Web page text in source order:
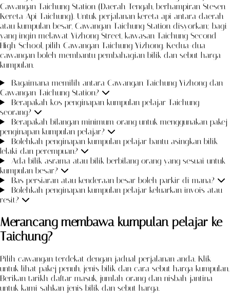
Cawangan Taichung Station (Daerah Tengah, berhampiran Stesen
Kereta Api Taichung). Untuk perjalanan kereta api antara daerah
atau kumpulan besar, Cawangan Taichung Station disyorkan; bagi
yang ingin melawat Yizhong Street, kawasan Taichung Second
High School, pilih Cawangan Taichung Yizhong. Kedua-dua
cawangan boleh membantu pembahagian bilik dan sebut harga
kumpulan.
Bagaimana memilih antara Cawangan Taichung Yizhong dan
Cawangan Taichung Station?
Berapakah kos penginapan kumpulan pelajar Taichung
seorang?
Berapakah bilangan minimum orang untuk menggunakan pakej
penginapan kumpulan pelajar?
Bolehkah penginapan kumpulan pelajar bantu asingkan bilik
lelaki dan perempuan?
Ada bilik asrama atau bilik berbilang orang yang sesuai untuk
kumpulan besar?
Bas persiaran atau kenderaan besar boleh parkir di mana?
Bolehkah penginapan kumpulan pelajar keluarkan invois atau
resit?
Merancang membawa kumpulan pelajar ke
Taichung?
Pilih cawangan terdekat dengan jadual perjalanan anda. Klik
untuk lihat pakej penuh, jenis bilik dan cara sebut harga kumpulan.
Berikan tarikh daftar masuk, jumlah orang dan nisbah jantina
untuk kami sahkan jenis bilik dan sebut harga.